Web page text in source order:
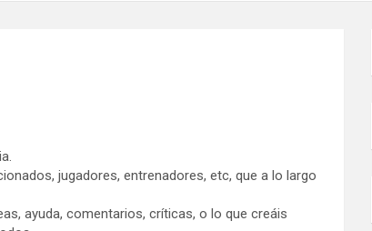
jugadores, entrenadores, etc, que a lo largo
ayuda, comentarios, críticas, o lo que creáis